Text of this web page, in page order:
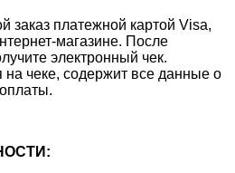
заказ платежной картой Visa,
магазине. После
электронный чек.
чеке, содержит все данные о